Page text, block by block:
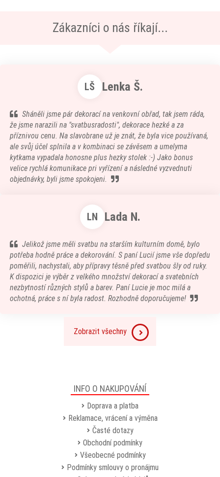
Zákazníci o nás říkají...
LŠ Lenka Š.
Sháněli jsme pár dekorací na venkovní obřad, tak jsem ráda,
že jsme narazili na "svatbusradosti", dekorace hezké a za
příznivou cenu. Na slavobrane už je znát, že byla vice používaná,
ale svůj účel splnila a v kombinaci se závěsem a umelyma
kytkama vypadala honosne plus hezky stolek :-) Jako bonus
velice rychlá komunikace pri vyřízení a následné vyzvednuti
objednávky, byli jsme spokojeni.
LN Lada N.
Jelikož jsme měli svatbu na starším kulturním domě, bylo
potřeba hodně práce a dekorování. S paní Lucií jsme vše dopředu
poměřili, nachystali, aby přípravy těsně před svatbou šly od ruky.
K dispozici je výběr z velkého množství dekorací a svatebních
nezbytností různých stylů a barev. Paní Lucie je moc milá a
ochotná, práce s ní byla radost. Rozhodně doporučujeme!
Zobrazit všechny
INFO O NAKUPOVÁNÍ
Doprava a platba
Reklamace, vrácení a výměna
Časté dotazy
Obchodní podmínky
Všeobecné podmínky
Podmínky smlouvy o pronájmu